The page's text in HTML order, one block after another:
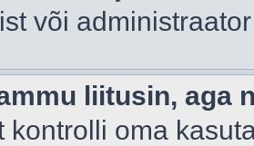
või
liitusin, aga
kontrolli oma